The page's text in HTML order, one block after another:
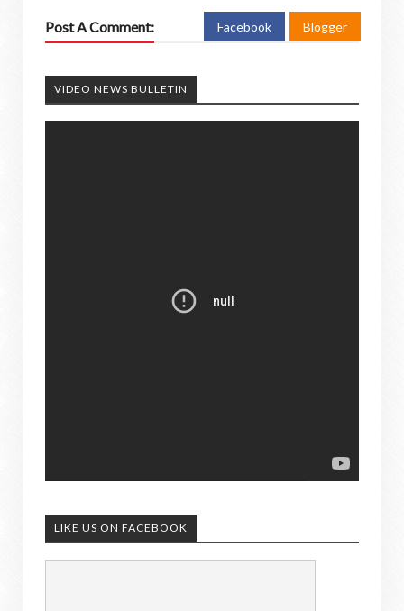
Post A Comment: Facebook Blogger
VIDEO NEWS BULLETIN
LIKE US ON FACEBOOK